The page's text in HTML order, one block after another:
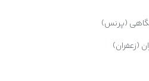
(پرنس)
(زعفران)